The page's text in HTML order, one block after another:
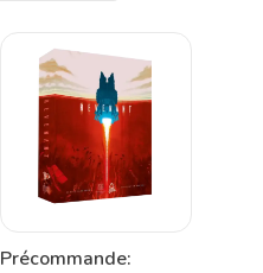
Précommande: